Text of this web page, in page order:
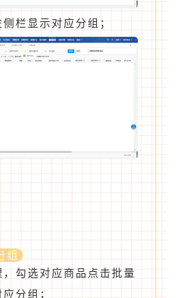
栏显示对应分组；
组
勾选对应商品点击批量
分组；